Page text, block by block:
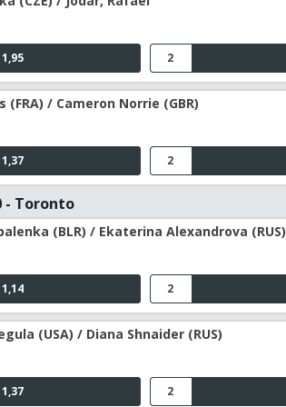
1,95 2
(FRA) / Cameron Norrie (GBR)
1,37 2
- Toronto
(BLR) / Ekaterina Alexandrova (RUS)
1,14 2
(USA) / Diana Shnaider (RUS)
1,37 2